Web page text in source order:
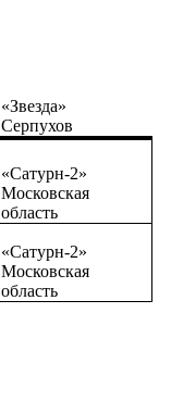
«Звезда»
Серпухов
«Сатурн-2»
Московская
область
«Сатурн-2»
Московская
область